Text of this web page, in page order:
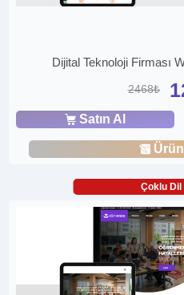
Dijital Teknoloji Firması
2468₺
Satın Al
Çoklu Dil